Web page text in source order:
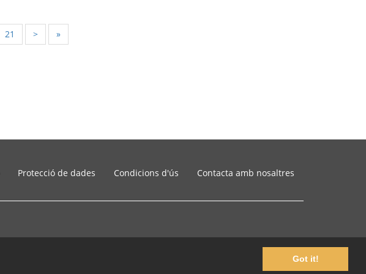
Got it!
21 > »
Protecció de dades Condicions d'ús Contacta amb nosaltres